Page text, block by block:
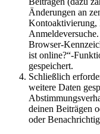
Änderungen an
Kontoaktivierung,
Browser-
ist online?“-
gespeichert.
Schließlich
weitere Daten
deinen Beiträgen
oder